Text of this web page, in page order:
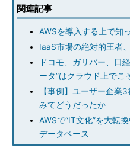
関連記事
AWSを導入する上で知
IaaS市場の絶対的王者
ドコモ、ガリバー、日
ータ”はクラウド上でこ
【事例】ユーザー企業
みてどうだったか
AWSで“IT文化”を大転
データベース